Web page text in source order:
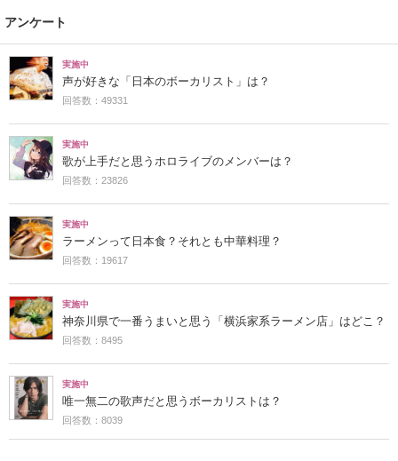
アンケート
実施中
声が好きな「日本のボーカリスト」は？
回答数：49331
実施中
歌が上手だと思うホロライブのメンバーは？
回答数：23826
実施中
ラーメンって日本食？それとも中華料理？
回答数：19617
実施中
神奈川県で一番うまいと思う「横浜家系ラーメン店」はどこ？
回答数：8495
実施中
唯一無二の歌声だと思うボーカリストは？
回答数：8039